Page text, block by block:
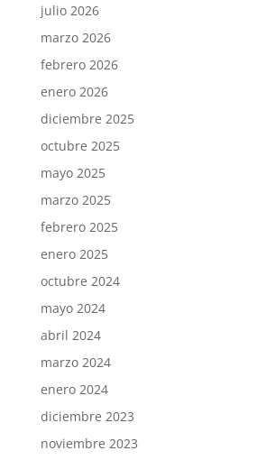
julio 2026
marzo 2026
febrero 2026
enero 2026
diciembre 2025
octubre 2025
mayo 2025
marzo 2025
febrero 2025
enero 2025
octubre 2024
mayo 2024
abril 2024
marzo 2024
enero 2024
diciembre 2023
noviembre 2023